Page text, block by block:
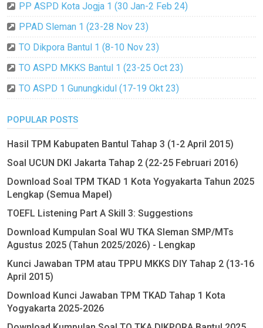
PP ASPD Kota Jogja 1 (30 Jan-2 Feb 24)
PPAD Sleman 1 (23-28 Nov 23)
TO Dikpora Bantul 1 (8-10 Nov 23)
TO ASPD MKKS Bantul 1 (23-25 Oct 23)
TO ASPD 1 Gunungkidul (17-19 Okt 23)
POPULAR POSTS
Hasil TPM Kabupaten Bantul Tahap 3 (1-2 April 2015)
Soal UCUN DKI Jakarta Tahap 2 (22-25 Februari 2016)
Download Soal TPM TKAD 1 Kota Yogyakarta Tahun 2025
Lengkap (Semua Mapel)
TOEFL Listening Part A Skill 3: Suggestions
Download Kumpulan Soal WU TKA Sleman SMP/MTs
Agustus 2025 (Tahun 2025/2026) - Lengkap
Kunci Jawaban TPM atau TPPU MKKS DIY Tahap 2 (13-16
April 2015)
Download Kunci Jawaban TPM TKAD Tahap 1 Kota
Yogyakarta 2025-2026